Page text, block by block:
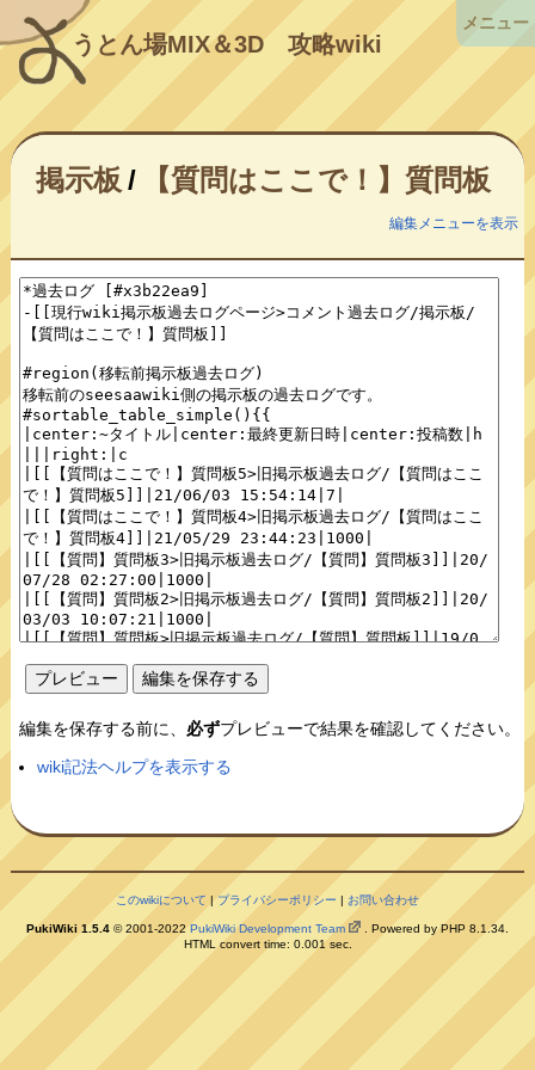
うとん場MIX＆3D攻略wiki
掲示板 / 【質問はここで！】質問板
編集メニューを表示
編集を保存する前に、 必ずプレビューで結果を確認してください。
wiki記法ヘルプを表示する
このwikiについて |プライバシーポリシー | お問い合わせ
PukiWiki 1.5.4 © 2001-2022PukiWiki Development Team
. Powered by PHP 8.1.34.
HTML convert time: 0.001 sec.
メニュー